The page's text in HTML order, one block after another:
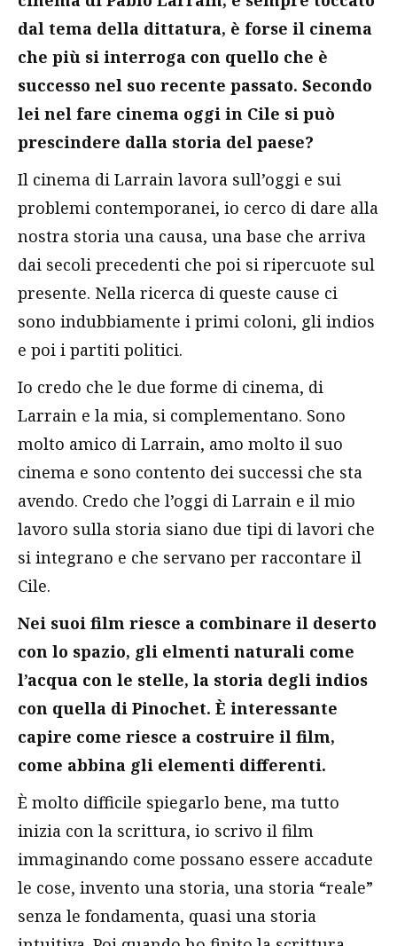
dal tema della dittatura, è forse il cinema
che più si interroga con quello che è
successo nel suo recente passato. Secondo
lei nel fare cinema oggi in Cile si può
prescindere dalla storia del paese?
Il cinema di Larrain lavora sull’oggi e sui
problemi contemporanei, io cerco di dare alla
nostra storia una causa, una base che arriva
dai secoli precedenti che poi si ripercuote sul
presente. Nella ricerca di queste cause ci
sono indubbiamente i primi coloni, gli indios
e poi i partiti politici.
Io credo che le due forme di cinema, di
Larrain e la mia, si complementano. Sono
molto amico di Larrain, amo molto il suo
cinema e sono contento dei successi che sta
avendo. Credo che l’oggi di Larrain e il mio
lavoro sulla storia siano due tipi di lavori che
si integrano e che servano per raccontare il
Cile.
Nei suoi film riesce a combinare il deserto
con lo spazio, gli elmenti naturali come
l’acqua con le stelle, la storia degli indios
con quella di Pinochet. È interessante
capire come riesce a costruire il film,
come abbina gli elementi differenti.
È molto difficile spiegarlo bene, ma tutto
inizia con la scrittura, io scrivo il film
immaginando come possano essere accadute
le cose, invento una storia, una storia “reale”
senza le fondamenta, quasi una storia